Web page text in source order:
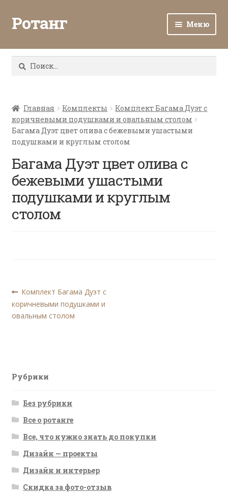
Ротанг Меню
Каталог
Все о ротанге
Контакты
Найти:
Главная Комплекты
Комплект Багама Дуэт с
коричневыми подушками и овальным столом
Багама Дуэт цвет олива с бежевыми ушастыми
подушками и круглым столом
Багама Дуэт цвет олива с
бежевыми ушастыми
подушками и круглым
столом
Навигация
по
Предыдущая
запись:
Комплект Багама Дуэт с
коричневыми подушками и
овальным столом
Рубрики
Без рубрики
Все о ротанге
Все, что нужно знать до покупки
Дизайн — проекты
Дизайн и интерьер
Скидка за фото-отзыв